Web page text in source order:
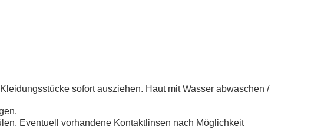
sofort ausziehen. Haut mit Wasser abwaschen /
Eventuell vorhandene Kontaktlinsen nach Möglichkeit